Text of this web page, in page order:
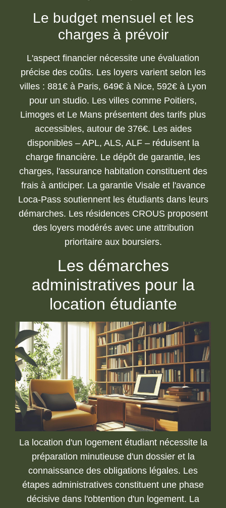
Le budget mensuel et les
charges à prévoir
L'aspect financier nécessite une évaluation
précise des coûts. Les loyers varient selon les
villes : 881€ à Paris, 649€ à Nice, 592€ à Lyon
pour un studio. Les villes comme Poitiers,
Limoges et Le Mans présentent des tarifs plus
accessibles, autour de 376€. Les aides
disponibles – APL, ALS, ALF – réduisent la
charge financière. Le dépôt de garantie, les
charges, l'assurance habitation constituent des
frais à anticiper. La garantie Visale et l'avance
Loca-Pass soutiennent les étudiants dans leurs
démarches. Les résidences CROUS proposent
des loyers modérés avec une attribution
prioritaire aux boursiers.
Les démarches
administratives pour la
location étudiante
La location d'un logement étudiant nécessite la
préparation minutieuse d'un dossier et la
connaissance des obligations légales. Les
étapes administratives constituent une phase
décisive dans l'obtention d'un logement. La